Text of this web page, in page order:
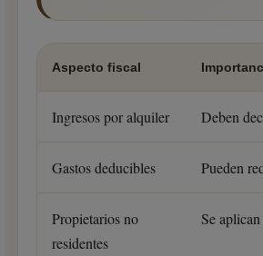
Aspecto fiscal
Ingresos por alquiler Deben
Gastos deducibles Pueden
Propietarios no
residentes
Se